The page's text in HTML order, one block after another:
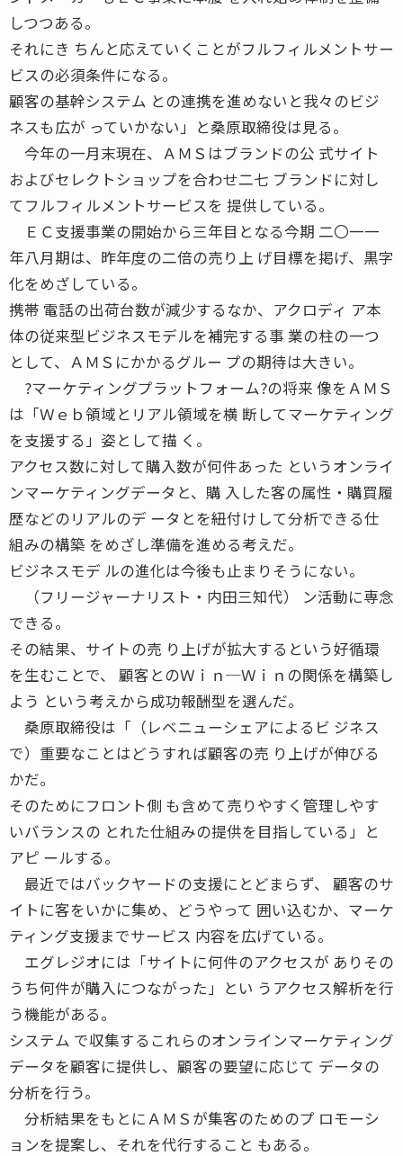
しつつある。
それにき ちんと応えていくことがフルフィルメントサー
ビスの必須条件になる。
顧客の基幹システム との連携を進めないと我々のビジ
ネスも広が っていかない」と桑原取締役は見る。
今年の一月末現在、ＡＭＳはブランドの公 式サイト
およびセレクトショップを合わせ二七 ブランドに対し
てフルフィルメントサービスを 提供している。
ＥＣ支援事業の開始から三年目となる今期 二〇一一
年八月期は、昨年度の二倍の売り上 げ目標を掲げ、黒字
化をめざしている。
携帯 電話の出荷台数が減少するなか、アクロディ ア本
体の従来型ビジネスモデルを補完する事 業の柱の一つ
として、ＡＭＳにかかるグルー プの期待は大きい。
?マーケティングプラットフォーム?の将来 像をＡＭＳ
は「Ｗｅｂ領域とリアル領域を横 断してマーケティング
を支援する」姿として描 く。
アクセス数に対して購入数が何件あった というオンライ
ンマーケティングデータと、購 入した客の属性・購買履
歴などのリアルのデ ータとを紐付けして分析できる仕
組みの構築 をめざし準備を進める考えだ。
ビジネスモデ ルの進化は今後も止まりそうにない。
（フリージャーナリスト・内田三知代） ン活動に専念
できる。
その結果、サイトの売 り上げが拡大するという好循環
を生むことで、 顧客とのＷｉｎ─Ｗｉｎの関係を構築し
よう という考えから成功報酬型を選んだ。
桑原取締役は「（レベニューシェアによるビ ジネス
で）重要なことはどうすれば顧客の売 り上げが伸びる
かだ。
そのためにフロント側 も含めて売りやすく管理しやす
いバランスの とれた仕組みの提供を目指している」と
アピ ールする。
最近ではバックヤードの支援にとどまらず、 顧客のサ
イトに客をいかに集め、どうやって 囲い込むか、マーケ
ティング支援までサービス 内容を広げている。
エグレジオには「サイトに何件のアクセスが ありその
うち何件が購入につながった」とい うアクセス解析を行
う機能がある。
システム で収集するこれらのオンラインマーケティング
データを顧客に提供し、顧客の要望に応じて データの
分析を行う。
分析結果をもとにＡＭＳが集客のためのプ ロモーシ
ョンを提案し、それを代行すること もある。